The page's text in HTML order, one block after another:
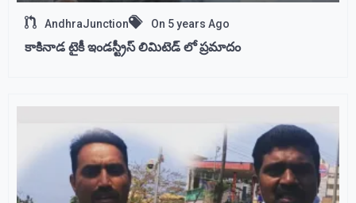
AndhraJunction On 5 years Ago
కాకినాడ టైకీ ఇండస్ట్రీస్ లిమిటెడ్ లో ప్రమాదం